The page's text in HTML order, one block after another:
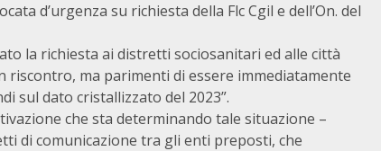
d’urgenza su richiesta della Flc Cgil e dell’On. del
la richiesta ai distretti sociosanitari ed alle città
ma parimenti di essere immediatamente
sul dato cristallizzato del 2023”.
che sta determinando tale situazione –
di comunicazione tra gli enti preposti, che